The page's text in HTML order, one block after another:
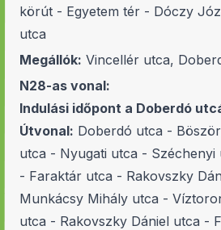
körút - Egyetem tér - Dóczy
utca
Megállók: Vincellér utca,
N28-as vonal:
Indulási időpont a Doberdó
Útvonal: Doberdó utca -
utca - Nyugati utca - Széchenyi
- Faraktár utca - Rakovszky
Munkácsy Mihály utca -
utca - Rakovszky Dániel utca -